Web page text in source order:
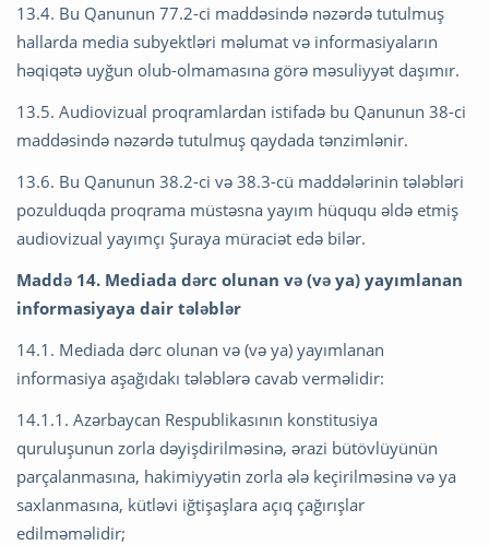
13.4. Bu Qanunun 77.2-ci maddəsində nəzərdə tutulmuş
hallarda media subyektləri məlumat və informasiyaların
həqiqətə uyğun olub-olmamasına görə məsuliyyət daşımır.
13.5. Audiovizual proqramlardan istifadə bu Qanunun 38-ci
maddəsində nəzərdə tutulmuş qaydada tənzimlənir.
13.6. Bu Qanunun 38.2-ci və 38.3-cü maddələrinin tələbləri
pozulduqda proqrama müstəsna yayım hüququ əldə etmiş
audiovizual yayımçı Şuraya müraciət edə bilər.
Maddə 14. Mediada dərc olunan və (və ya) yayımlanan
informasiyaya dair tələblər
14.1. Mediada dərc olunan və (və ya) yayımlanan
informasiya aşağıdakı tələblərə cavab verməlidir:
14.1.1. Azərbaycan Respublikasının konstitusiya
quruluşunun zorla dəyişdirilməsinə, ərazi bütövlüyünün
parçalanmasına, hakimiyyətin zorla ələ keçirilməsinə və ya
saxlanmasına, kütləvi iğtişaşlara açıq çağırışlar
edilməməlidir;